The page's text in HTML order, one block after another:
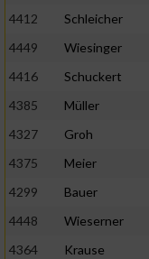
4412
Schleicher
4449
Wiesinger
4416
Schuckert
4385
Müller
4327
Groh
4375
Meier
4299
Bauer
4448
Wieserner
4364
Krause